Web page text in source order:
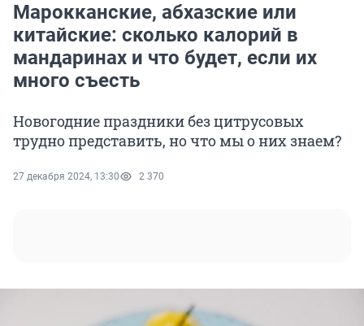
Марокканские, абхазские или
китайские: сколько калорий в
мандаринах и что будет, если их
много съесть
Новогодние праздники без цитрусовых
трудно представить, но что мы о них знаем?
27 декабря 2024, 13:30 2 370